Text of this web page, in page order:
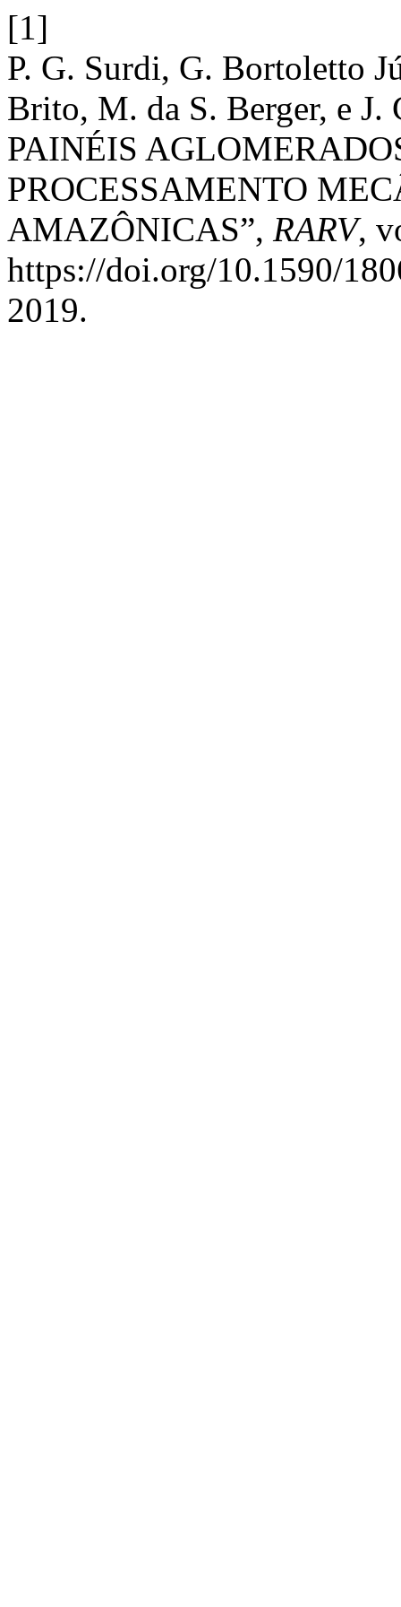
[1]
P. G. Surdi, G. Bortoletto
Brito, M. da S. Berger, e
PAINÉIS
PROCESSAMENTO
AMAZÔNICAS”, RARV,
https://doi.org/10.1590/
2019.